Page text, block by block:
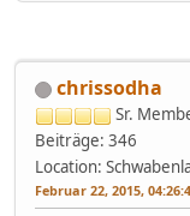
chrissodha
Sr.
Beiträge: 346
Location:
Februar 22, 2015,